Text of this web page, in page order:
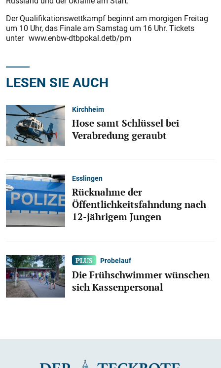
Der Qualifikationswettkampf beginnt am morgigen Freitag
um 10 Uhr, das Finale am Samstag um 16 Uhr. Tickets
unter www.enbw-dtbpokal.detb/pm
LESEN SIE AUCH
Kirchheim
Hose samt Schlüssel bei
Verabredung geraubt
Esslingen
Rücknahme der
Öffentlichkeitsfahndung nach
12-jährigem Jungen
Probelauf
Die Frühschwimmer wünschen
sich Kassenpersonal